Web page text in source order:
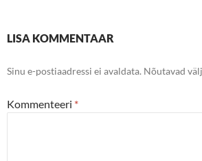
LISA KOMMENTAAR
Sinu e-postiaadressi ei avaldata. Nõutavad
Kommenteeri *